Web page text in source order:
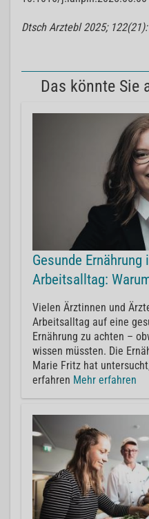
Dtsch Arztebl 2025;
Das könnte Sie
Gesunde
Arbeitsalltag:
Vielen Ärztinnen und
Arbeitsalltag auf eine
Ernährung zu achten –
wissen müssten. Die
Marie Fritz hat
erfahren Mehr erfahren